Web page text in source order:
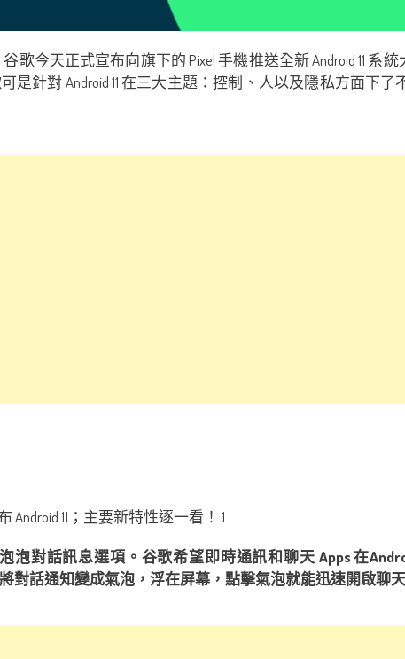
今天正式宣布向旗下的 Pixel 手機推送全新 Android 11 系
針對 Android 11 在三大主題：控制、人以及隱私方面下
泡對話訊息選項。谷歌希望即時通訊和聊天 Apps 在
對話通知變成氣泡，浮在屏幕，點擊氣泡就能迅速開啟聊